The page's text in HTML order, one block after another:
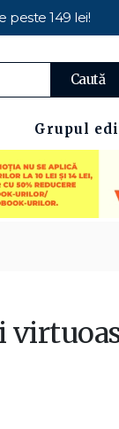
peste 149 lei!
Caută
Grupul